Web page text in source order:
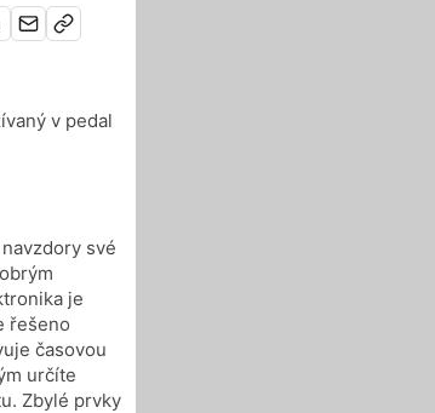
v pedal
své
je
řešeno
časovou
určíte
Zbylé prvky